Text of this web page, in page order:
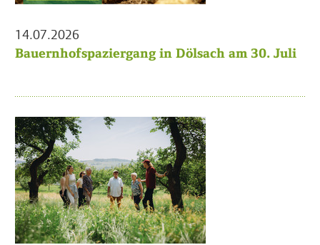
14.07.2026
Bauernhofspaziergang in Dölsach am 30. Juli